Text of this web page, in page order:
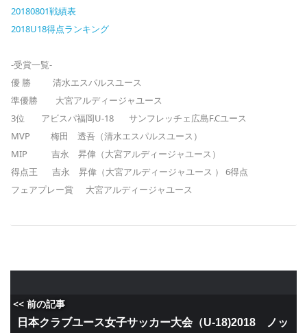
20180801戦績表
2018U18得点ランキング
‐受賞一覧‐
優 勝 清水エスパルスユース
準優勝 大宮アルディージャユース
3位 アビスパ福岡U-18 サンフレッチェ広島F.Cユース
MVP 梅田 透吾（清水エスパルスユース）
MIP 吉永 昇偉（大宮アルディージャユース）
得点王 吉永 昇偉（大宮アルディージャユース ） 6得点
フェアプレー賞 大宮アルディージャユース
<< 前の記事
日本クラブユース女子サッカー大会（U-18)2018 ノッ